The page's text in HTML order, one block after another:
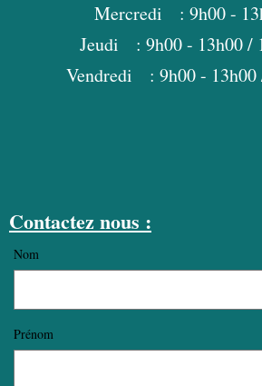
Mercredi : 9h00 -
Jeudi : 9h00 - 13h00 /
Vendredi : 9h00 - 13h00
Contactez nous :
Nom
Prénom